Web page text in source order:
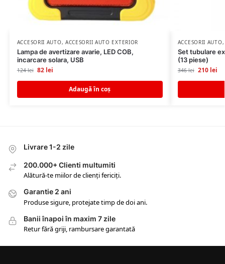
ACCESORII AUTO, ACCESORII AUTO EXTERIOR
Lampa de avertizare avarie, LED COB,
incarcare solara, USB
124lei 82 lei
Adaugă în coș
ACCESORII AUTO
Set tubulare
(13 piese)
346lei 210 lei
Livrare 1-2 zile
200.000+ Clienti multumiti
Alătură-te miilor de clienți fericiți.
Garantie 2 ani
Produse sigure, protejate timp de doi ani.
Banii înapoi în maxim 7 zile
Retur fără griji, rambursare garantată